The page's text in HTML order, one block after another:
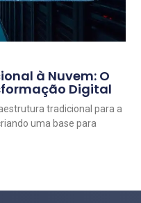
à Nuvem: O
Digital
tradicional para a
uma base para